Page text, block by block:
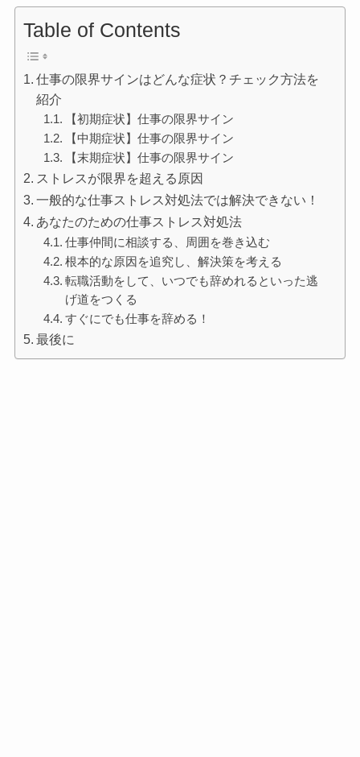
Table of Contents
仕事の限界サインはどんな症状？チェック方法を
紹介
【初期症状】仕事の限界サイン
【中期症状】仕事の限界サイン
【末期症状】仕事の限界サイン
ストレスが限界を超える原因
一般的な仕事ストレス対処法では解決できない！
あなたのための仕事ストレス対処法
仕事仲間に相談する、周囲を巻き込む
根本的な原因を追究し、解決策を考える
転職活動をして、いつでも辞めれるといった逃
げ道をつくる
すぐにでも仕事を辞める！
最後に